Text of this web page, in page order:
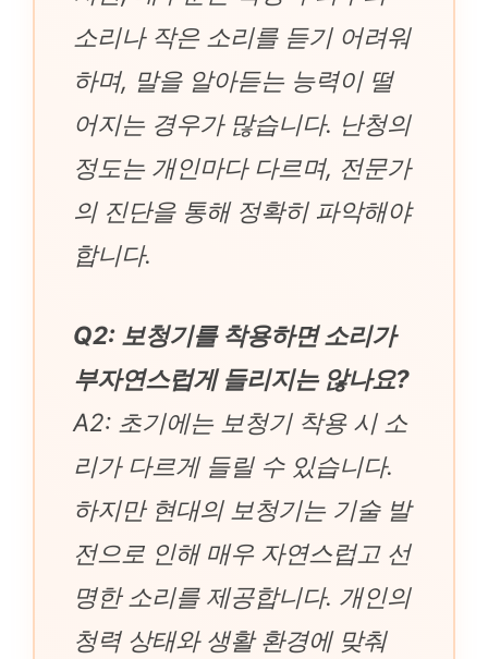
소리나 작은 소리를 듣기 어려워
하며, 말을 알아듣는 능력이 떨
어지는 경우가 많습니다. 난청의
정도는 개인마다 다르며, 전문가
의 진단을 통해 정확히 파악해야
합니다.
Q2: 보청기를 착용하면 소리가
부자연스럽게 들리지는 않나요?
A2: 초기에는 보청기 착용 시 소
리가 다르게 들릴 수 있습니다.
하지만 현대의 보청기는 기술 발
전으로 인해 매우 자연스럽고 선
명한 소리를 제공합니다. 개인의
청력 상태와 생활 환경에 맞춰